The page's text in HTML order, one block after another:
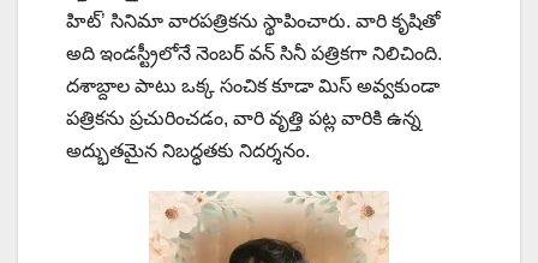
హిట్‌’ సినిమా వారపత్రికను స్థాపించారు. వారి కృషితో
అది ఇండస్ట్రీలోనే నెంబర్ వన్ సినీ పత్రికగా నిలిచింది.
దశాబ్దాల పాటు ఒక్క సంచిక కూడా మిస్ అవ్వకుండా
పత్రికను ప్రచురించడం, వారి వృత్తి పట్ల వారికి ఉన్న
అద్భుతమైన నిబద్ధతకు నిదర్శనం.